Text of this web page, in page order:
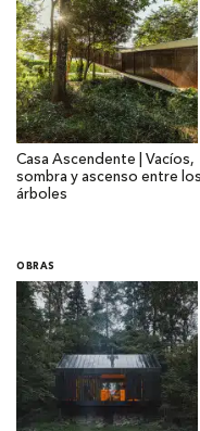
Casa Ascendente | Vacíos,
sombra y ascenso entre los
árboles
OBRAS